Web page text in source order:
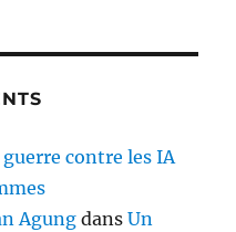
guerre contre les IA
Agung dansUn